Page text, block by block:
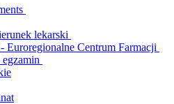
lekarski
Euroregionalne Centrum Farmacji